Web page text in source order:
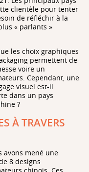
clientèle pour tenter
de réfléchir à la
« parlants »
les choix graphiques
permettent de
voire un
Cependant, une
visuel est-il
dans un pays
?
À TRAVERS
avons mené une
8 designs
chinois. Ces